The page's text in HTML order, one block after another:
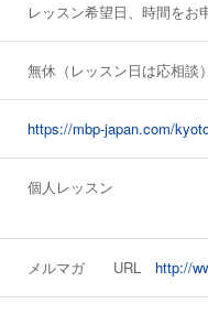
レッスン希望日、時間をお
無休（レッスン日は応相談）
https://mbp-japan.com/
個人レッスン
メルマガ URL http://